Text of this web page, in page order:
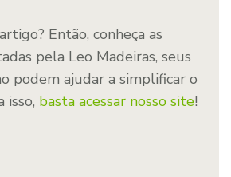
Então, conheça as
pela Leo Madeiras, seus
podem ajudar a simplificar o
isso, basta acessar nosso site!